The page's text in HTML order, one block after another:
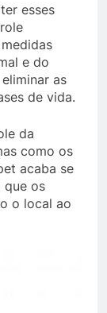
esses
e do
as
de vida.
da
como os
acaba se
que os
o local ao